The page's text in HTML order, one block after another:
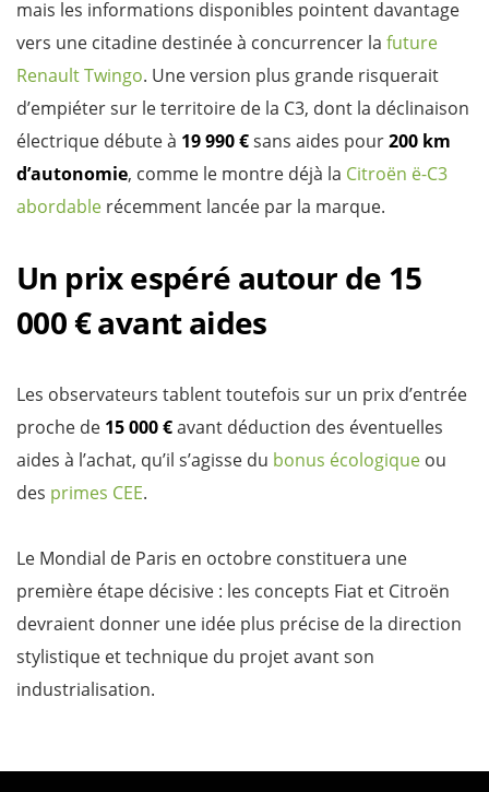
mais les informations disponibles pointent davantage
vers une citadine destinée à concurrencer la future
Renault Twingo. Une version plus grande risquerait
d’empiéter sur le territoire de la C3, dont la déclinaison
électrique débute à 19 990 €sans aides pour200 km
d’autonomie, comme le montre déjà la Citroën ë-C3
abordable récemment lancée par la marque.
Un prix espéré autour de 15
000 € avant aides
Les observateurs tablent toutefois sur un prix d’entrée
proche de 15 000 €avant déduction des éventuelles
aides à l’achat, qu’il s’agisse du bonus écologique ou
des primes CEE.
Le Mondial de Paris en octobre constituera une
première étape décisive : les concepts Fiat et Citroën
devraient donner une idée plus précise de la direction
stylistique et technique du projet avant son
industrialisation.